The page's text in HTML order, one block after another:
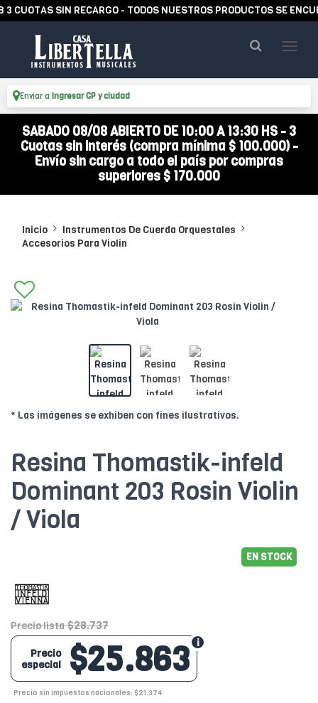
SIN RECARGO - TODOS NUESTROS PRODUCTOS SE
Enviar a Ingresar CP y ciudad
SABADO 08/08 ABIERTO DE 10:00 A 13:30 HS - 3
Cuotas sin interés (compra mínima $ 100.000) -
Envío sin cargo a todo el país por compras
superiores $ 170.000
Inicio
Instrumentos De Cuerda Orquestales
Accesorios Para Violin
* Las imágenes se exhiben con fines ilustrativos.
Resina Thomastik-infeld
Dominant 203 Rosin Violin
/ Viola
EN STOCK
Precio lista $28.737
$25.863
Precio
especial
Precio sin impuestos nacionales: $21.374